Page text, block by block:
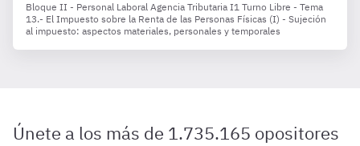
Bloque II - Personal Laboral Agencia Tributaria I1 Turno Libre - Tema
13.- El Impuesto sobre la Renta de las Personas Físicas (I) - Sujeción
al impuesto: aspectos materiales, personales y temporales
Únete a los más de 1.735.165 opositores